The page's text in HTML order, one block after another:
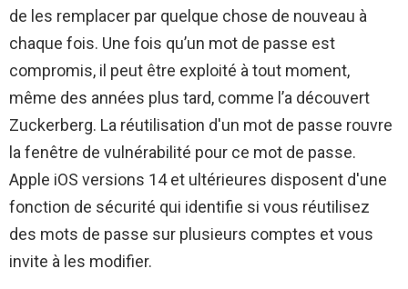
de les remplacer par quelque chose de nouveau à
chaque fois. Une fois qu’un mot de passe est
compromis, il peut être exploité à tout moment,
même des années plus tard, comme l’a découvert
Zuckerberg. La réutilisation d'un mot de passe rouvre
la fenêtre de vulnérabilité pour ce mot de passe.
Apple iOS versions 14 et ultérieures disposent d'une
fonction de sécurité qui identifie si vous réutilisez
des mots de passe sur plusieurs comptes et vous
invite à les modifier.